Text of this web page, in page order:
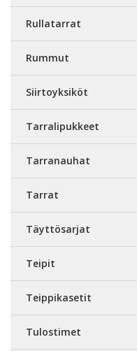
Rullatarrat
Rummut
Siirtoyksiköt
Tarralipukkeet
Tarranauhat
Tarrat
Täyttösarjat
Teipit
Teippikasetit
Tulostimet